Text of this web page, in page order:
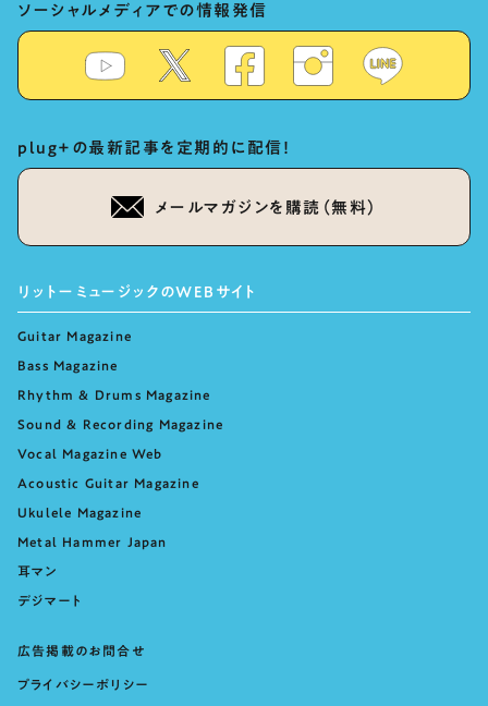
ソーシャルメディアでの情報発信
plug+の最新記事を定期的に配信！
メールマガジンを購読（無料）
リットーミュージックのWEBサイト
Guitar Magazine
Bass Magazine
Rhythm & Drums Magazine
Sound & Recording Magazine
Vocal Magazine Web
Acoustic Guitar Magazine
Ukulele Magazine
Metal Hammer Japan
耳マン
デジマート
広告掲載のお問合せ
プライバシーポリシー